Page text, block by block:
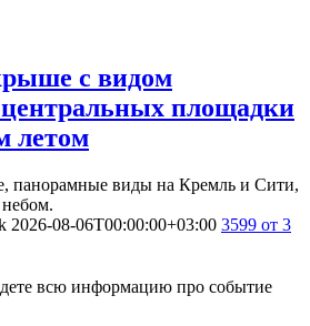
с видом
площадки
летом
панорамные виды на Кремль и Сити,
2026-08-06T00:00:00+03:00 3599 от 3
всю информацию про событие